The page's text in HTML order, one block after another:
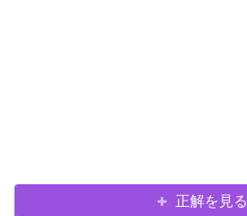
正解を見る